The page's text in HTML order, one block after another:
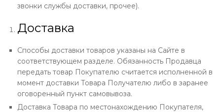
звонки службы доставки, прочее).
Доставка
Способы доставки товаров указаны на Сайте в
соответствующем разделе. Обязанность Продавца
передать товар Покупателю считается исполненной в
момент доставки Товара Получателю либо в заранее
оговоренный пункт самовывоза.
Доставка Товара по местонахождению Покупателя,